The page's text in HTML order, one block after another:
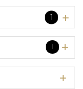
1
1